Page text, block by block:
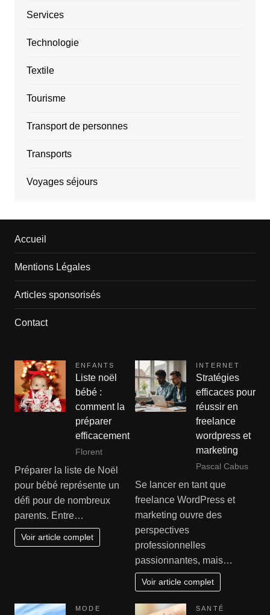
Services
Technologie
Textile
Tourisme
Transport de personnes
Transports
Voyages séjours
Accueil
Mentions Légales
Articles sponsorisés
Contact
ENFANTS
Liste noël
bébé :
comment la
préparer
efficacement
Florent
Préparer la liste de Noël
pour bébé représente un
défi pour de nombreux
parents. Entre…
Voir article complet
INTERNET
Stratégies
efficaces pour
réussir en
freelance
wordpress et
marketing
Pascal Cabus
Se lancer en tant que
freelance WordPress et
marketing ouvre des
perspectives
professionnelles
passionnantes, mais…
Voir article complet
MODE SANTÉ